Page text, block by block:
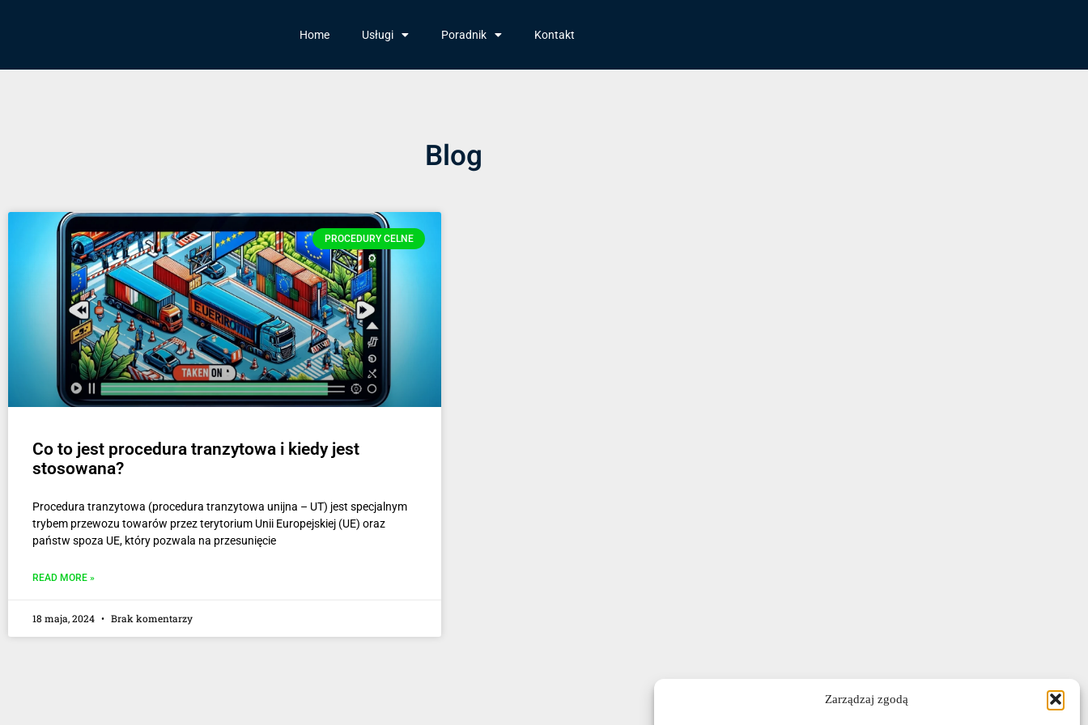
Zarządzaj zgodą
Home Usługi Poradnik Kontakt
Blog
PROCEDURY CELNE
Co to jest procedura tranzytowa i kiedy jest
stosowana?
Procedura tranzytowa (procedura tranzytowa unijna – UT) jest specjalnym
trybem przewozu towarów przez terytorium Unii Europejskiej (UE) oraz
państw spoza UE, który pozwala na przesunięcie
READ MORE »
18 maja, 2024 Brak komentarzy